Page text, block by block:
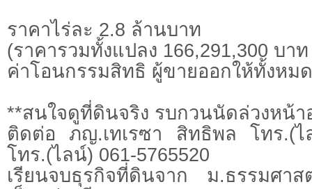
ราคาไร่ละ 2.8 ล้านบาท
(ราคารวมทั้งแปลง 166,291,300 บา
ค่าโอนกรรมสิทธิ ผู้ขายออกให้ทั้งหมด
**สนใจดูที่ดินจริง รบกวนนัดล่วงหน้า
ติดต่อ ภญ.เทเรซา สิทธิพล โทร.(ไ
โทร.(ไลน์) 061-5765520
เรียนจบธุรกิจที่ดินจาก ม.ธรรมศา